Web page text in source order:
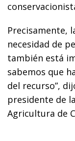
Precisamente,
necesidad de
también está
sabemos que
del recurso”,
presidente de
Agricultura de